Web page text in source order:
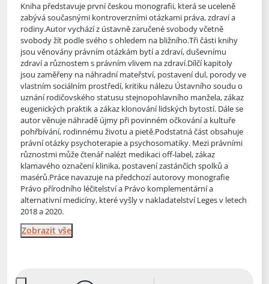
Kniha představuje první českou monografii, která se uceleně
zabývá současnými kontroverzními otázkami práva, zdraví a
rodiny.Autor vychází z ústavně zaručené svobody včetně
svobody žít podle svého s ohledem na bližního.Tři části knihy
jsou věnovány právním otázkám bytí a zdraví, duševnímu
zdraví a různostem s právním vlivem na zdraví.Dílčí kapitoly
jsou zaměřeny na náhradní mateřství, postavení dul, porody ve
vlastním sociálním prostředí, kritiku nálezu Ústavního soudu o
uznání rodičovského statusu stejnopohlavního manžela, zákaz
eugenických praktik a zákaz klonování lidských bytostí. Dále se
autor věnuje náhradě újmy při povinném očkování a kultuře
pohřbívání, rodinnému životu a pietě.Podstatná část obsahuje
právní otázky psychoterapie a psychosomatiky. Mezi právními
různostmi může čtenář nalézt medikaci off-label, zákaz
klamavého označení klinika, postavení zastánčích spolků a
masérů.Práce navazuje na předchozí autorovy monografie
Právo přírodního léčitelství a Právo komplementární a
alternativní medicíny, které vyšly v nakladatelství Leges v letech
2018 a 2020.
Zobrazit vše